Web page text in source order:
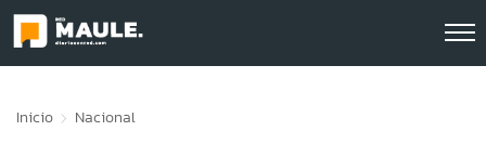
Inicio Nacional